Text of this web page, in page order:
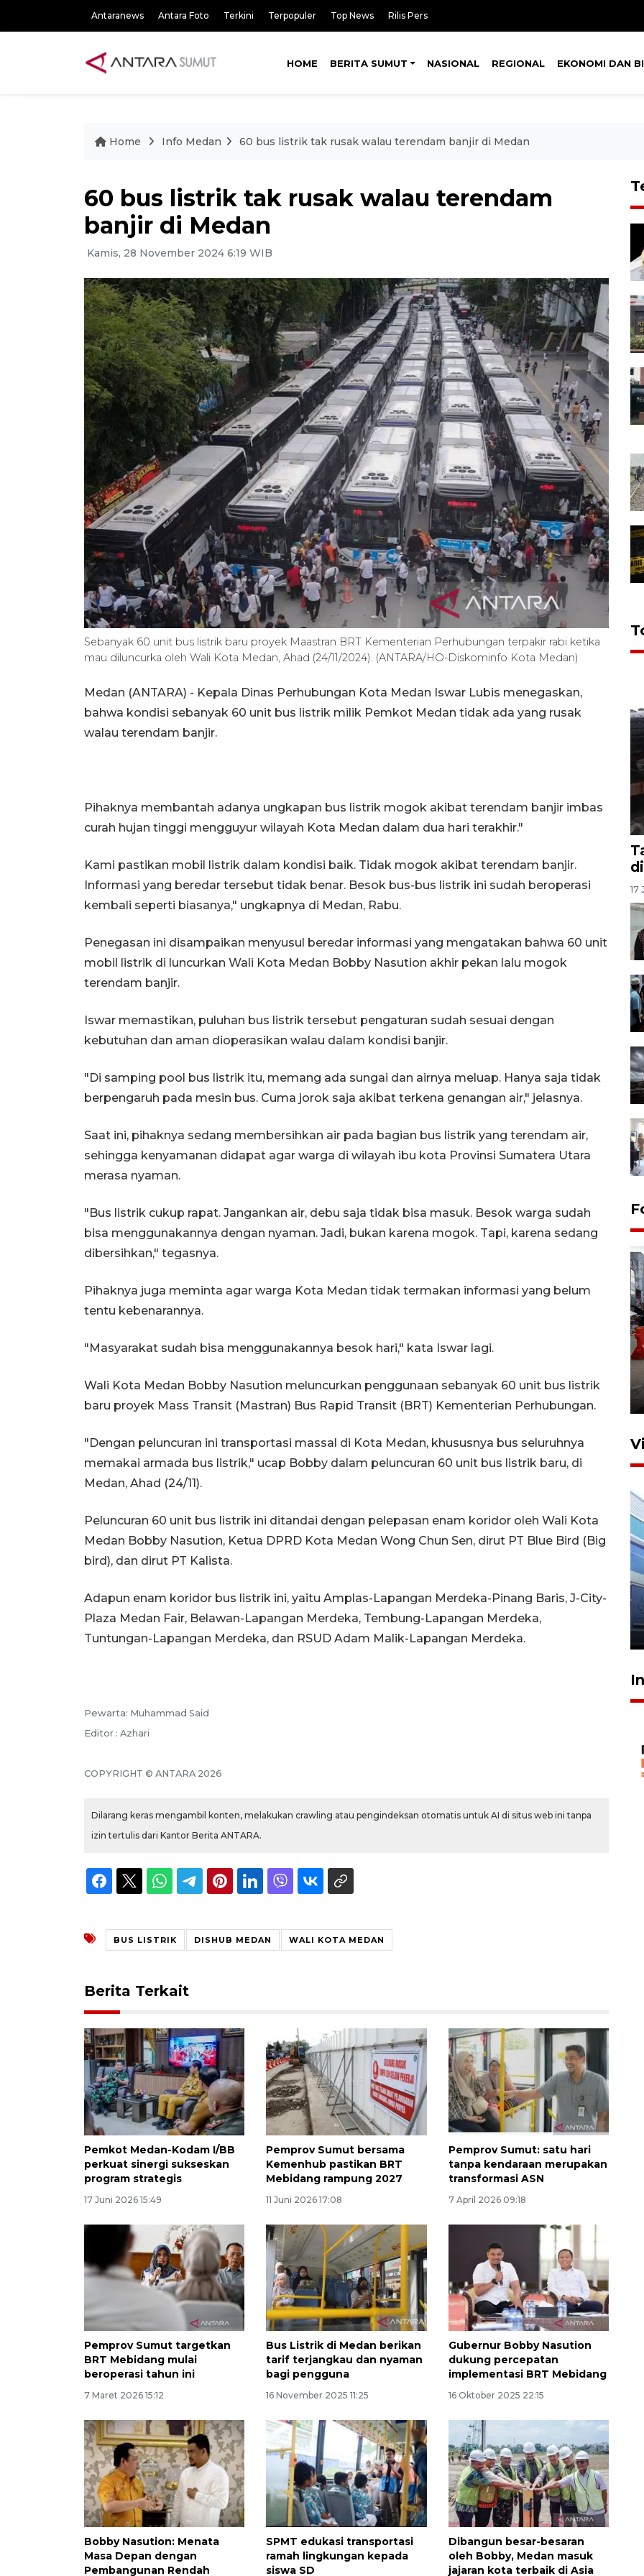
Antaranews Antara Foto Terkini Terpopuler Top News Rilis Pers
HOME BERITA SUMUT NASIONAL REGIONAL EKONOMI DAN
Home Info Medan 60 bus listrik tak rusak walau terendam banjir di Medan
60 bus listrik tak rusak walau terendam
banjir di Medan
Kamis, 28 November 2024 6:19 WIB
Sebanyak 60 unit bus listrik baru proyek Maastran BRT Kementerian Perhubungan terpakir rabi ketika
mau diluncurka oleh Wali Kota Medan, Ahad (24/11/2024). (ANTARA/HO-Diskominfo Kota Medan)
Medan (ANTARA) - Kepala Dinas Perhubungan Kota Medan Iswar Lubis menegaskan,
bahwa kondisi sebanyak 60 unit bus listrik milik Pemkot Medan tidak ada yang rusak
walau terendam banjir.
Pihaknya membantah adanya ungkapan bus listrik mogok akibat terendam banjir imbas
curah hujan tinggi mengguyur wilayah Kota Medan dalam dua hari terakhir."
Kami pastikan mobil listrik dalam kondisi baik. Tidak mogok akibat terendam banjir.
Informasi yang beredar tersebut tidak benar. Besok bus-bus listrik ini sudah beroperasi
kembali seperti biasanya," ungkapnya di Medan, Rabu.
Penegasan ini disampaikan menyusul beredar informasi yang mengatakan bahwa 60 unit
mobil listrik di luncurkan Wali Kota Medan Bobby Nasution akhir pekan lalu mogok
terendam banjir.
Iswar memastikan, puluhan bus listrik tersebut pengaturan sudah sesuai dengan
kebutuhan dan aman dioperasikan walau dalam kondisi banjir.
"Di samping pool bus listrik itu, memang ada sungai dan airnya meluap. Hanya saja tidak
berpengaruh pada mesin bus. Cuma jorok saja akibat terkena genangan air," jelasnya.
Saat ini, pihaknya sedang membersihkan air pada bagian bus listrik yang terendam air,
sehingga kenyamanan didapat agar warga di wilayah ibu kota Provinsi Sumatera Utara
merasa nyaman.
"Bus listrik cukup rapat. Jangankan air, debu saja tidak bisa masuk. Besok warga sudah
bisa menggunakannya dengan nyaman. Jadi, bukan karena mogok. Tapi, karena sedang
dibersihkan," tegasnya.
Pihaknya juga meminta agar warga Kota Medan tidak termakan informasi yang belum
tentu kebenarannya.
"Masyarakat sudah bisa menggunakannya besok hari," kata Iswar lagi.
Wali Kota Medan Bobby Nasution meluncurkan penggunaan sebanyak 60 unit bus listrik
baru proyek Mass Transit (Mastran) Bus Rapid Transit (BRT) Kementerian Perhubungan.
"Dengan peluncuran ini transportasi massal di Kota Medan, khususnya bus seluruhnya
memakai armada bus listrik," ucap Bobby dalam peluncuran 60 unit bus listrik baru, di
Medan, Ahad (24/11).
Peluncuran 60 unit bus listrik ini ditandai dengan pelepasan enam koridor oleh Wali Kota
Medan Bobby Nasution, Ketua DPRD Kota Medan Wong Chun Sen, dirut PT Blue Bird (Big
bird), dan dirut PT Kalista.
Adapun enam koridor bus listrik ini, yaitu Amplas-Lapangan Merdeka-Pinang Baris, J-City-
Plaza Medan Fair, Belawan-Lapangan Merdeka, Tembung-Lapangan Merdeka,
Tuntungan-Lapangan Merdeka, dan RSUD Adam Malik-Lapangan Merdeka.
Pewarta: Muhammad Said
Editor : Azhari
COPYRIGHT © ANTARA 2026
Dilarang keras mengambil konten, melakukan crawling atau pengindeksan otomatis untuk AI di situs web ini tanpa
izin tertulis dari Kantor Berita ANTARA.
BUS LISTRIK DISHUB MEDAN WALI KOTA MEDAN
Berita Terkait
Pemkot Medan-Kodam I/BB
perkuat sinergi sukseskan
program strategis
17 Juni 2026 15:49
Pemprov Sumut bersama
Kemenhub pastikan BRT
Mebidang rampung 2027
11 Juni 2026 17:08
Pemprov Sumut: satu hari
tanpa kendaraan merupakan
transformasi ASN
7 April 2026 09:18
Pemprov Sumut targetkan
BRT Mebidang mulai
beroperasi tahun ini
7 Maret 2026 15:12
Bus Listrik di Medan berikan
tarif terjangkau dan nyaman
bagi pengguna
16 November 2025 11:25
Gubernur Bobby Nasution
dukung percepatan
implementasi BRT Mebidang
16 Oktober 2025 22:15
Bobby Nasution: Menata
Masa Depan dengan
Pembangunan Rendah
SPMT edukasi transportasi
ramah lingkungan kepada
siswa SD
Dibangun besar-besaran
oleh Bobby, Medan masuk
jajaran kota terbaik di Asia
17
Pelaporan SPT Tahunan di
27 April 2026 15:34
dokter tangani penyakit
jantung anak
Belanja turis asing beri angin
segar bagi ekonomi
2026-08-05 09:00:00